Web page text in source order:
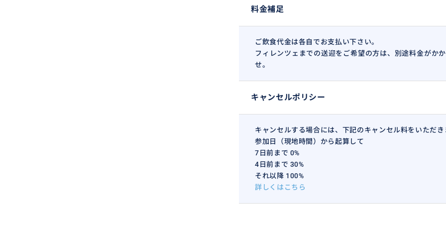
料金補足
ご飲食代金は各自でお支払い下さい。
フィレンツェまでの送迎をご希望の方は、別途料金がか
せ。
キャンセルポリシー
キャンセルする場合には、下記のキャンセル料をいただき
参加日（現地時間）から起算して
7日前まで 0%
4日前まで 30%
それ以降 100%
詳しくはこちら